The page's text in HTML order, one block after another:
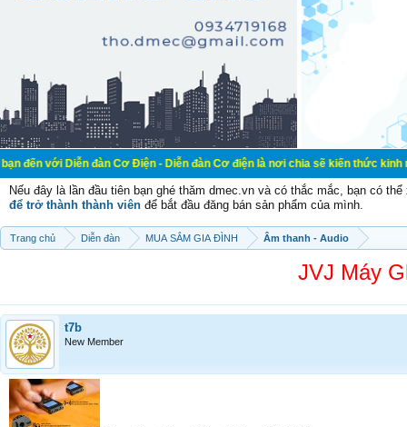
Diễn đàn Cơ Điện - Diễn đàn Cơ điện là nơi chia sẽ kiến thức kinh
Nếu đây là lần đầu tiên bạn ghé thăm dmec.vn và có thắc mắc, bạn có
để trở thành thành viên để bắt đầu đăng bán sản phẩm của mình.
Trang chủ Diễn đàn MUA SẮM GIA ĐÌNH Âm thanh - Audio
JVJ Máy
t7b
New Member